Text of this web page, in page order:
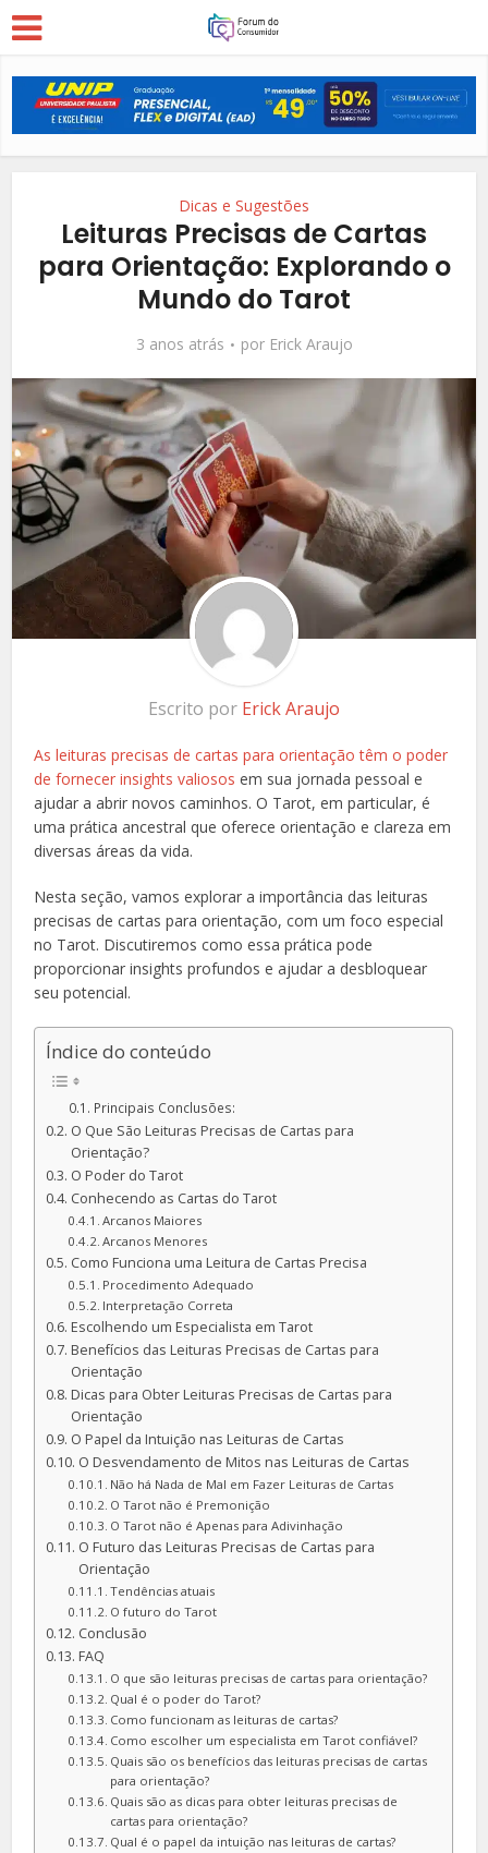
Dicas e Sugestões
Leituras Precisas de Cartas
para Orientação: Explorando o
Mundo do Tarot
3 anos atrás por Erick Araujo
Escrito por Erick Araujo
As leituras precisas de cartas para orientação têm o poder
de fornecer insights valiosos em sua jornada pessoal e
ajudar a abrir novos caminhos. O Tarot, em particular, é
uma prática ancestral que oferece orientação e clareza em
diversas áreas da vida.
Nesta seção, vamos explorar a importância das leituras
precisas de cartas para orientação, com um foco especial
no Tarot. Discutiremos como essa prática pode
proporcionar insights profundos e ajudar a desbloquear
seu potencial.
Índice do conteúdo
Principais Conclusões:
O Que São Leituras Precisas de Cartas para
Orientação?
O Poder do Tarot
Conhecendo as Cartas do Tarot
Arcanos Maiores
Arcanos Menores
Como Funciona uma Leitura de Cartas Precisa
Procedimento Adequado
Interpretação Correta
Escolhendo um Especialista em Tarot
Benefícios das Leituras Precisas de Cartas para
Orientação
Dicas para Obter Leituras Precisas de Cartas para
Orientação
O Papel da Intuição nas Leituras de Cartas
O Desvendamento de Mitos nas Leituras de Cartas
Não há Nada de Mal em Fazer Leituras de Cartas
O Tarot não é Premonição
O Tarot não é Apenas para Adivinhação
O Futuro das Leituras Precisas de Cartas para
Orientação
Tendências atuais
O futuro do Tarot
Conclusão
FAQ
O que são leituras precisas de cartas para orientação?
Qual é o poder do Tarot?
Como funcionam as leituras de cartas?
Como escolher um especialista em Tarot confiável?
Quais são os benefícios das leituras precisas de cartas
para orientação?
Quais são as dicas para obter leituras precisas de
cartas para orientação?
Qual é o papel da intuição nas leituras de cartas?